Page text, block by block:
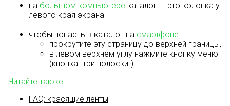
на большом компьютере каталог — это колонка у
левого края экрана
чтобы попасть в каталог на смартфоне:
прокрутите эту страницу до верхней границы,
в левом верхнем углу нажмите кнопку меню
(кнопка "три полоски").
Читайте также:
FAQ: красящие ленты